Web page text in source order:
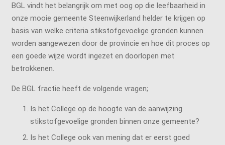
BGL vindt het belangrijk om met oog op die leefbaarheid in
onze mooie gemeente Steenwijkerland helder te krijgen op
basis van welke criteria stikstofgevoelige gronden kunnen
worden aangewezen door de provincie en hoe dit proces op
een goede wijze wordt ingezet en doorlopen met
betrokkenen.
De BGL fractie heeft de volgende vragen;
Is het College op de hoogte van de aanwijzing
stikstofgevoelige gronden binnen onze gemeente?
Is het College ook van mening dat er eerst goed